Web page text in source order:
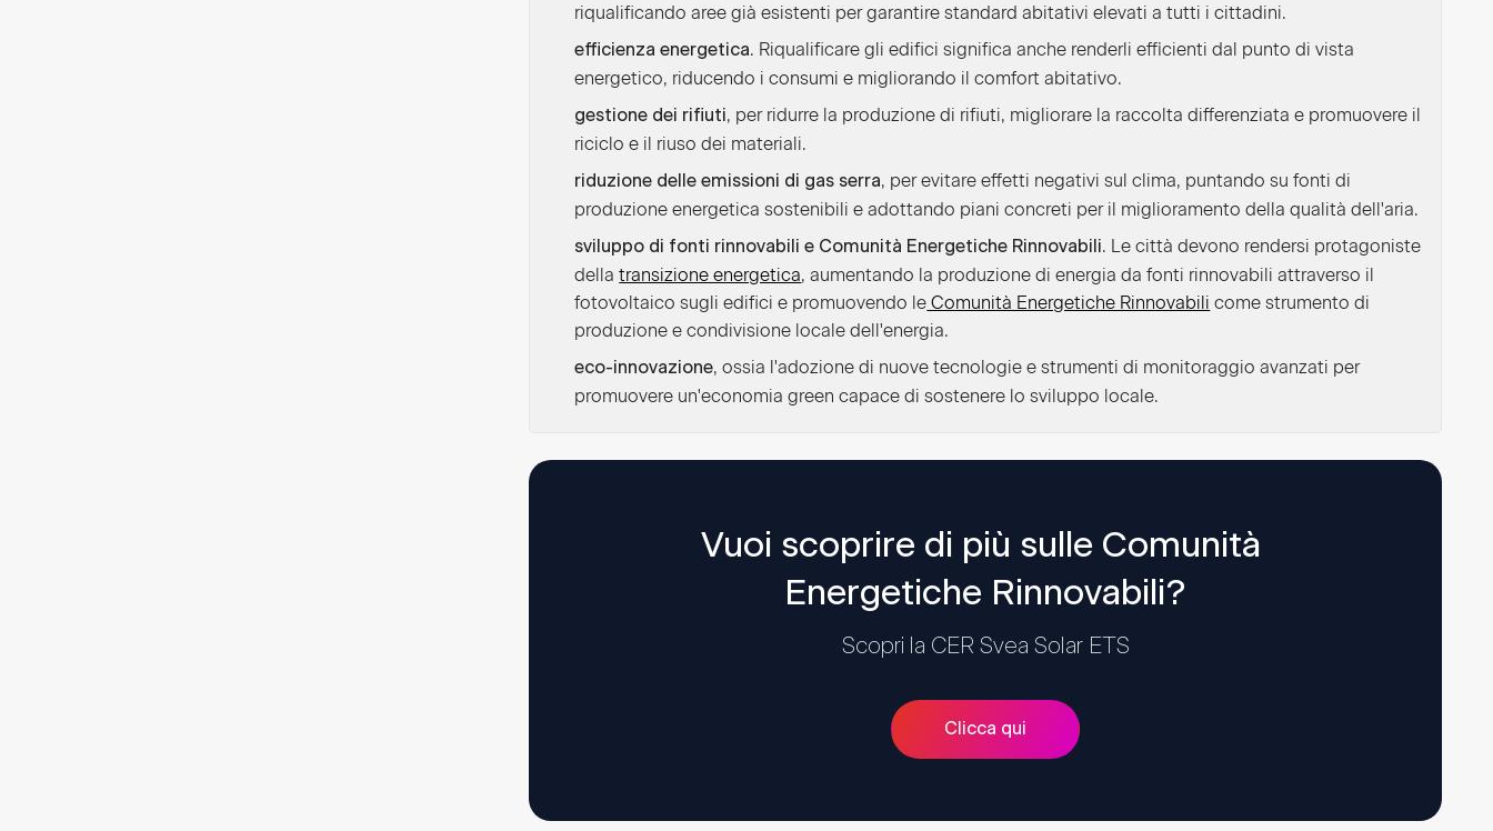
riqualificando aree già esistenti per garantire standard abitativi elevati a tutti i cittadini.
efficienza energetica. Riqualificare gli edifici significa anche renderli efficienti dal punto di vista
energetico, riducendo i consumi e migliorando il comfort abitativo.
gestione dei rifiuti, per ridurre la produzione di rifiuti, migliorare la raccolta differenziata e promuovere il
riciclo e il riuso dei materiali.
riduzione delle emissioni di gas serra, per evitare effetti negativi sul clima, puntando su fonti di
produzione energetica sostenibili e adottando piani concreti per il miglioramento della qualità dell'aria.
sviluppo di fonti rinnovabili e Comunità Energetiche Rinnovabili. Le città devono rendersi protagoniste
dellatransizione energetica, aumentando la produzione di energia da fonti rinnovabili attraverso il
fotovoltaico sugli edifici e promuovendo le Comunità Energetiche Rinnovabili come strumento di
produzione e condivisione locale dell'energia.
eco-innovazione, ossia l'adozione di nuove tecnologie e strumenti di monitoraggio avanzati per
promuovere un'economia green capace di sostenere lo sviluppo locale.
Vuoi scoprire di più sulle Comunità
Energetiche Rinnovabili?
Scopri la CER Svea Solar ETS
Clicca qui